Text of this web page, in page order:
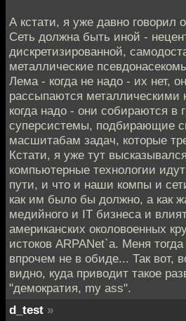
А кстати, я уже давно говорил
Сеть должна быть иной -
дискретизированной,
металлические
Лема - когда не надо - их нет,
рассыпаются металлическими
когда надо - они собираются в
суперсистемы, подбирающие
масшитабам задач, которые
Кстати, я уже тут
компьютерные технологии
пути, и что и наши компы и
как им было бы должно, а как
медийного и IT бизнеса и
американских околовоенных
истоков ARPANet`а. Меня
впрочем не в обиде... Так вот,
видно, куда приводит такое
"демократия, my ass".
d_test »